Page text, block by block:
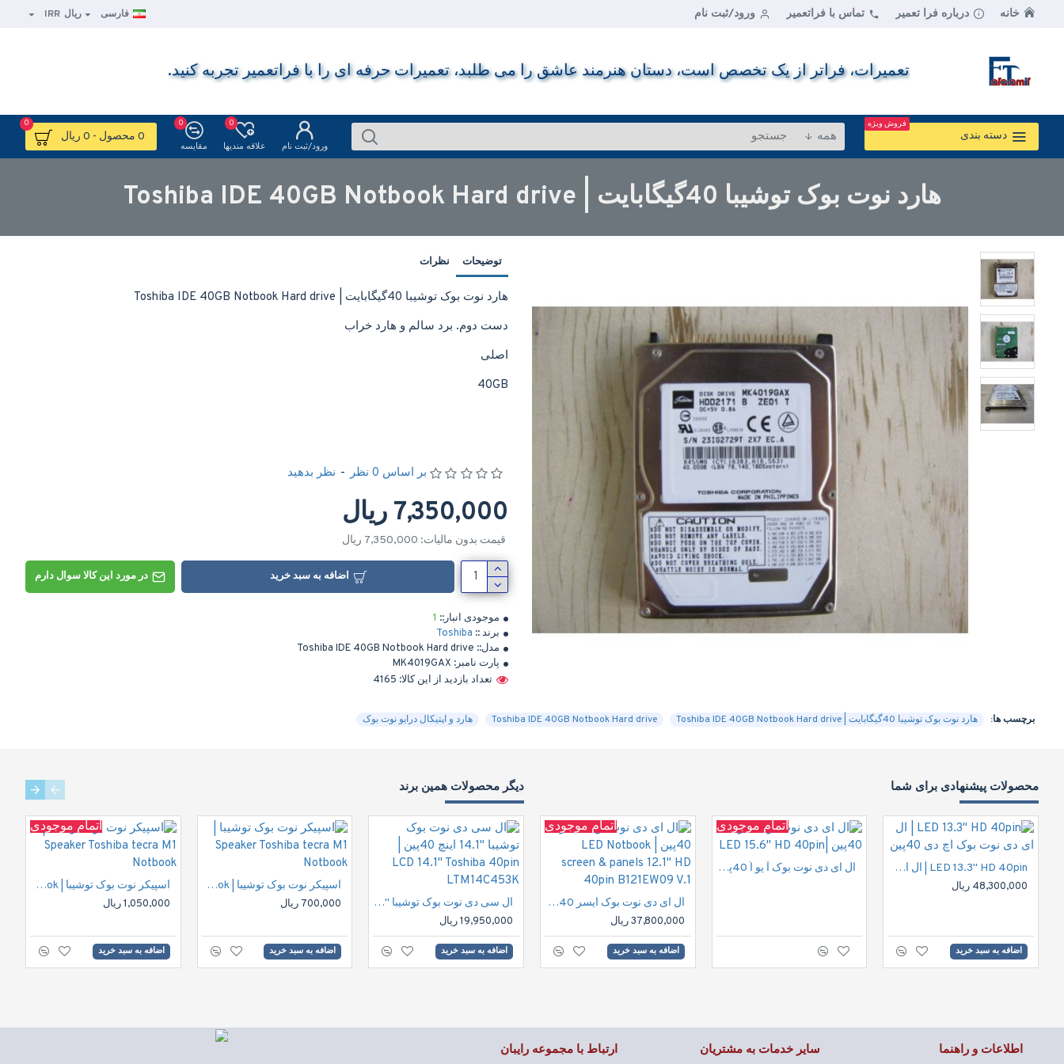
خانه درباره فرا تعمیر تماس با فراتعمیر ورود/ثبت نام فارسی ریال IRR
تعمیرات، فراتر از یک تخصص است، دستان هنرمند عاشق را می طلبد، تعمیرات حرفه ای را با فراتعمیر تجربه کنید.
دسته بندی
فروش ویژه
همه
ورود/ثبت نام علاقه مندیها
0
مقایسه
0
0 محصول - 0 ریال
0
هارد نوت بوک توشیبا 40گیگابایت | Toshiba IDE 40GB Notbook Hard drive
توضیحات نظرات
هارد نوت بوک توشیبا 40گیگابایت | Toshiba IDE 40GB Notbook Hard drive
دست دوم. برد سالم و هارد خراب
اصلی
40GB
موجودی انبار:: 1
برند :: Toshiba
مدل:: Toshiba IDE 40GB Notbook Hard drive
پارت نامبر: MK4019GAX
تعداد بازدید از این کالا: 4165
بر اساس 0 نظر - نظر بدهید
7,350,000 ریال
قیمت بدون مالیات: 7,350,000 ریال
اضافه به سبد خرید در مورد این کالا سوال دارم
برچسب ها: هارد نوت بوک توشیبا 40گیگابایت | Toshiba IDE 40GB Notbook Hard drive Toshiba IDE 40GB Notbook Hard drive هارد و اپتیکال درایو نوت بوک
محصولات پیشنهادی برای شما
LED 13.3" HD 40pin | ال ای دی نوت بوک اچ دی 40پین
48,300,000 ریال
اضافه به سبد خرید
اتمام موجودی
ال ای دی نوت بوک آ یو اُ 40پین |LED 15.6" HD 40pin
اتمام موجودی
ال ای دی نوت بوک ایسر 40پین | LED Notbook screen & panels 12.1" HD 40pin B121EW09 V.1
37,800,000 ریال
اضافه به سبد خرید
دیگر محصولات همین برند
ال سی دی نوت بوک توشیبا "14.1 اینچ 40پین | LCD 14.1" Toshiba 40pin LTM14C453K
19,950,000 ریال
اضافه به سبد خرید
اسپیکر نوت بوک توشیبا | Speaker Toshiba tecra M1 Notbook
700,000 ریال
اضافه به سبد خرید
اتمام موجودی
اسپیکر نوت بوک توشیبا | Speaker Toshiba tecra M1 Notbook
1,050,000 ریال
اضافه به سبد خرید
اطلاعات و راهنما سایر خدمات به مشتریان ارتباط با مجموعه رایبان